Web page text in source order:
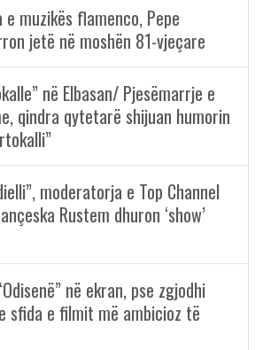
muzikës flamenco, Pepe
jetë në moshën 81-vjeçare
në Elbasan/ Pjesëmarrje e
qindra qytetarë shijuan humorin
moderatorja e Top Channel
Rustem dhuron ‘show’
në ekran, pse zgjodhi
sfida e filmit më ambicioz të